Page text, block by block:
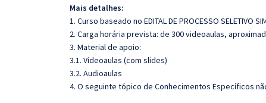
Mais detalhes:
1. Curso baseado no EDITAL DE PROCESSO SELETIVO
2. Carga horária prevista: de 300 videoaulas,
3. Material de apoio:
3.1. Videoaulas (com slides)
3.2. Audioaulas
4. O seguinte tópico de Conhecimentos Específicos